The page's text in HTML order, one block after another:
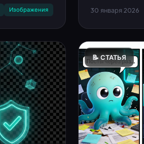
Изображения 30 января 2026
📝 СТАТЬЯ